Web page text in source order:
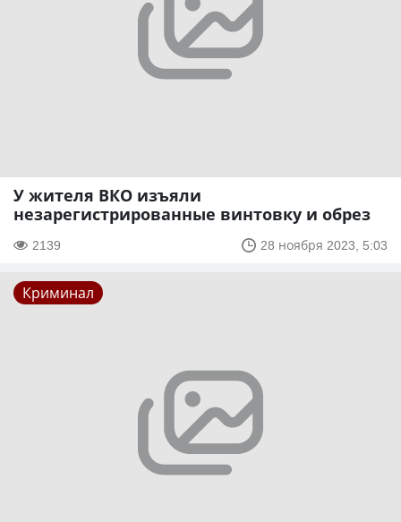
У жителя ВКО изъяли
незарегистрированные винтовку и обрез
2139 28 ноября 2023, 5:03
Криминал